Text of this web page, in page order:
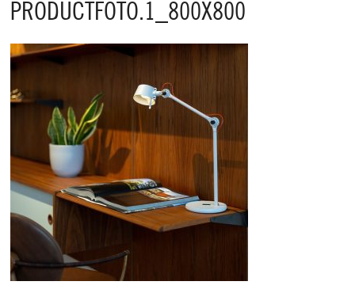
PRODUCTFOTO.1_800X800